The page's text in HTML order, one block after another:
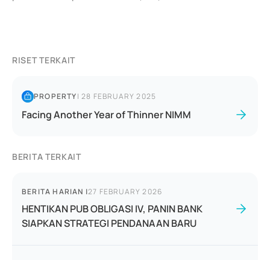
RISET TERKAIT
PROPERTY|28 FEBRUARY 2025
Facing Another Year of Thinner NIMM
BERITA TERKAIT
BERITA HARIAN |27 FEBRUARY 2026
HENTIKAN PUB OBLIGASI IV, PANIN BANK
SIAPKAN STRATEGI PENDANAAN BARU